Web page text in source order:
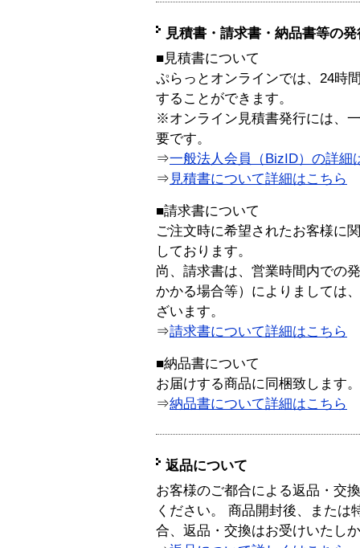
見積書・請求書・納品書等の
■見積書について
ぷらっとオンラインでは、24時
することができます。
※オンライン見積書発行には、
要です。
⇒一般法人会員（BizID）の詳細
⇒ 見積書について詳細はこちら
■請求書について
ご注文時に希望されたお客様に
しております。
尚、請求書は、営業時間内での
かかる場合等）によりましては
ざいます。
⇒請求書について詳細はこちら
■納品書について
お届けする商品に同梱致します。
⇒納品書について詳細はこちら
返品について
お客様のご都合による返品・交
ください。 商品開封後、または
合、返品・交換はお受けいたし